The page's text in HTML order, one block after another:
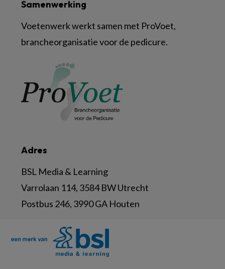
Adres
BSL Media & Learning
Varrolaan 114, 3584 BW Utrecht
Postbus 246, 3990 GA Houten
Samenwerking
Voetenwerk werkt samen met ProVoet,
brancheorganisatie voor de pedicure.